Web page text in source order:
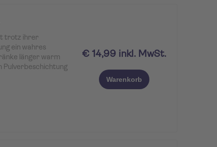
trotz ihrer
ein wahres
länger warm
Pulverbeschichtung
€ 14,99 inkl. MwSt.
Warenkorb